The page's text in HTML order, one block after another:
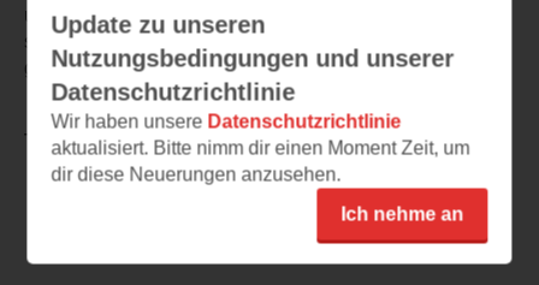
und dessen Entwicklungen wohl etwas den Rahmen
sprengen. Es ist auf jeden Fall wunderbar als Geschenk
geeignet.
TEILEN
Update zu unseren
Nutzungsbedingungen und unserer
Datenschutzrichtlinie
Wir haben unsere Datenschutzrichtlinie
aktualisiert. Bitte nimm dir einen Moment Zeit, um
dir diese Neuerungen anzusehen.
Ich nehme an